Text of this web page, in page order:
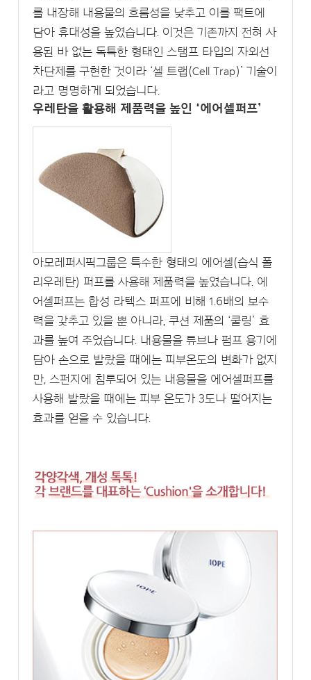
를 내장해 내용물의 흐름성을 낮추고 이를 팩트에
담아 휴대성을 높였습니다. 이것은 기존까지 전혀 사
용된 바 없는 독특한 형태인 스탬프 타입의 자외선
차단제를 구현한 것이라 ‘셀 트랩(Cell Trap)’ 기술이
라고 명명하게 되었습니다.
우레탄을 활용해 제품력을 높인 ‘에어셀퍼프’
아모레퍼시픽그룹은 특수한 형태의 에어셀(습식 폴
리우레탄) 퍼프를 사용해 제품력을 높였습니다. 에
어셀퍼프는 합성 라텍스 퍼프에 비해 1.6배의 보수
력을 갖추고 있을 뿐 아니라, 쿠션 제품의 ‘쿨링’ 효
과를 높여 주었습니다. 내용물을 튜브나 펌프 용기에
담아 손으로 발랐을 때에는 피부온도의 변화가 없지
만, 스펀지에 침투되어 있는 내용물을 에어셀퍼프를
사용해 발랐을 때에는 피부 온도가 3도나 떨어지는
효과를 얻을 수 있습니다.